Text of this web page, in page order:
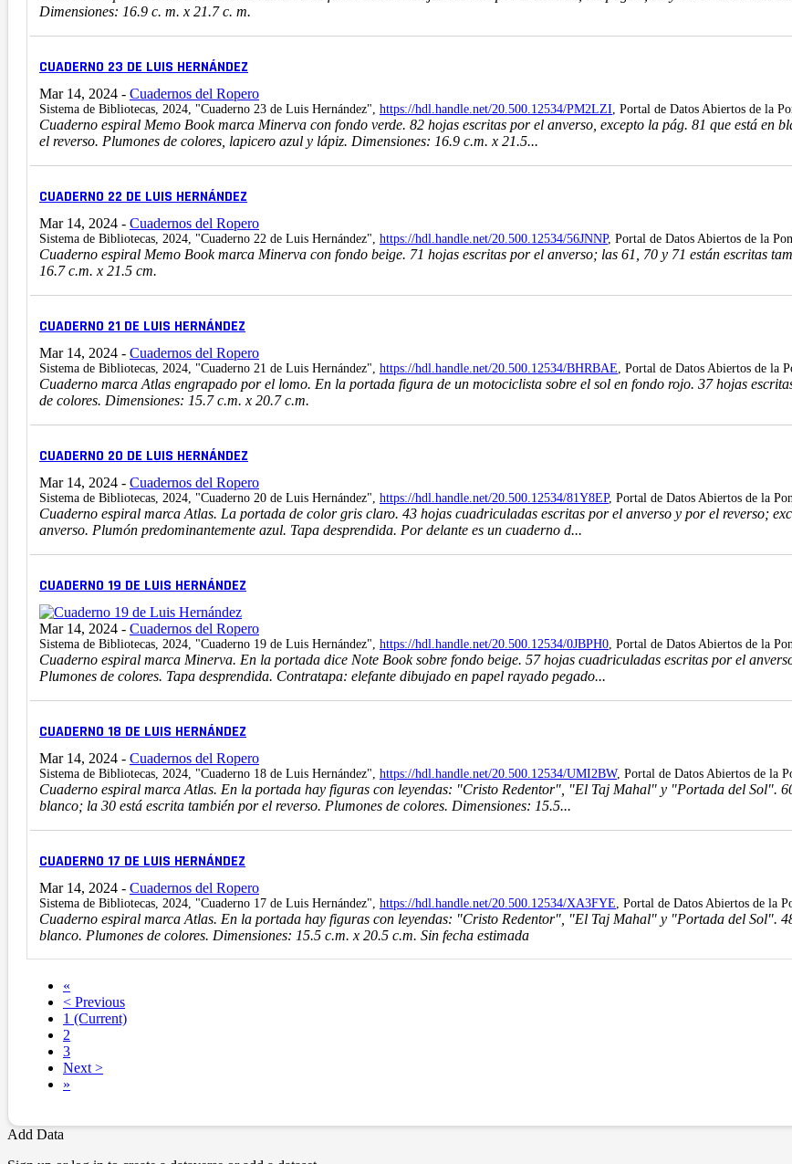
Dimensiones: 16.9 c. m. x 21.7 c. m.
CUADERNO 23 DE LUIS HERNÁNDEZ
Mar 14, 2024 - Cuadernos del Ropero
Sistema de Bibliotecas, 2024, "Cuaderno 23 de Luis Hernández", https://hdl.handle.net/20.500.12534/PM2LZI, Portal de Datos Abiertos de la
Cuaderno espiral Memo Book marca Minerva con fondo verde. 82 hojas escritas por el anverso, excepto la pág. 81 que está en
el reverso. Plumones de colores, lapicero azul y lápiz. Dimensiones: 16.9 c.m. x 21.5...
CUADERNO 22 DE LUIS HERNÁNDEZ
Mar 14, 2024 - Cuadernos del Ropero
Sistema de Bibliotecas, 2024, "Cuaderno 22 de Luis Hernández", https://hdl.handle.net/20.500.12534/56JNNP, Portal de Datos Abiertos de la
Cuaderno espiral Memo Book marca Minerva con fondo beige. 71 hojas escritas por el anverso; las 61, 70 y 71 están escritas
16.7 c.m. x 21.5 cm.
CUADERNO 21 DE LUIS HERNÁNDEZ
Mar 14, 2024 - Cuadernos del Ropero
Sistema de Bibliotecas, 2024, "Cuaderno 21 de Luis Hernández", https://hdl.handle.net/20.500.12534/BHRBAE, Portal de Datos Abiertos de la
Cuaderno marca Atlas engrapado por el lomo. En la portada figura de un motociclista sobre el sol en fondo rojo. 37 hojas
de colores. Dimensiones: 15.7 c.m. x 20.7 c.m.
CUADERNO 20 DE LUIS HERNÁNDEZ
Mar 14, 2024 - Cuadernos del Ropero
Sistema de Bibliotecas, 2024, "Cuaderno 20 de Luis Hernández", https://hdl.handle.net/20.500.12534/81Y8EP, Portal de Datos Abiertos de la
Cuaderno espiral marca Atlas. La portada de color gris claro. 43 hojas cuadriculadas escritas por el anverso y por el reverso;
anverso. Plumón predominantemente azul. Tapa desprendida. Por delante es un cuaderno d...
CUADERNO 19 DE LUIS HERNÁNDEZ
Mar 14, 2024 - Cuadernos del Ropero
Sistema de Bibliotecas, 2024, "Cuaderno 19 de Luis Hernández", https://hdl.handle.net/20.500.12534/0JBPH0, Portal de Datos Abiertos de la
Cuaderno espiral marca Minerva. En la portada dice Note Book sobre fondo beige. 57 hojas cuadriculadas escritas por el
Plumones de colores. Tapa desprendida. Contratapa: elefante dibujado en papel rayado pegado...
CUADERNO 18 DE LUIS HERNÁNDEZ
Mar 14, 2024 - Cuadernos del Ropero
Sistema de Bibliotecas, 2024, "Cuaderno 18 de Luis Hernández", https://hdl.handle.net/20.500.12534/UMI2BW, Portal de Datos Abiertos de la
Cuaderno espiral marca Atlas. En la portada hay figuras con leyendas: "Cristo Redentor", "El Taj Mahal" y "Portada del Sol".
blanco; la 30 está escrita también por el reverso. Plumones de colores. Dimensiones: 15.5...
CUADERNO 17 DE LUIS HERNÁNDEZ
Mar 14, 2024 - Cuadernos del Ropero
Sistema de Bibliotecas, 2024, "Cuaderno 17 de Luis Hernández", https://hdl.handle.net/20.500.12534/XA3FYE, Portal de Datos Abiertos de la
Cuaderno espiral marca Atlas. En la portada hay figuras con leyendas: "Cristo Redentor", "El Taj Mahal" y "Portada del Sol".
blanco. Plumones de colores. Dimensiones: 15.5 c.m. x 20.5 c.m. Sin fecha estimada
«
< Previous
1 (Current)
2
3
Next >
»
Add Data